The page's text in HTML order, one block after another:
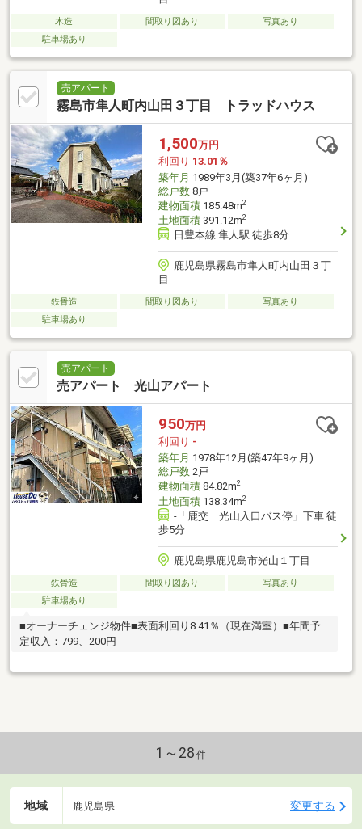
木造 間取り図あり
写真あり
駐車場あり
売アパート
霧島市隼人町内山田３丁目 トラッドハウス
1,500万円
利回り 13.01％
築年月 1989年3月(築37年6ヶ月)
総戸数8戸
建物面積185.48m2
土地面積391.12m2
日豊本線 隼人駅 徒歩8分
鹿児島県霧島市隼人町内山田３丁
目
鉄骨造 間取り図あり
写真あり
駐車場あり
売アパート
売アパート 光山アパート
950万円
利回り -
築年月 1978年12月(築47年9ヶ月)
総戸数2戸
建物面積84.82m2
土地面積138.34m2
-「鹿交 光山入口バス停」下車 徒
歩5分
鹿児島県鹿児島市光山１丁目
鉄骨造 間取り図あり
写真あり
駐車場あり
■オーナーチェンジ物件■表面利回り8.41％（現在満室）■年間予
定収入：799、200円
1～28 件
地域 鹿児島県 変更する